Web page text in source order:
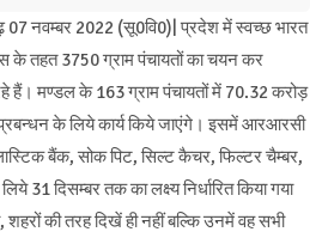
07 नवम्बर 2022 (सू0वि0)| प्रदेश में स्वच्छ भारत
के तहत 3750 ग्राम पंचायतों का चयन कर
हैं। मण्डल के 163 ग्राम पंचायतों में 70.32 करोड़
के लिये कार्य किये जाएंगे। इसमें आरआरसी
बैंक, सोक पिट, सिल्ट कैचर, फिल्टर चैम्बर,
31 दिसम्बर तक का लक्ष्य निर्धारित किया गया
की तरह दिखें ही नहीं बल्कि उनमें वह सभी